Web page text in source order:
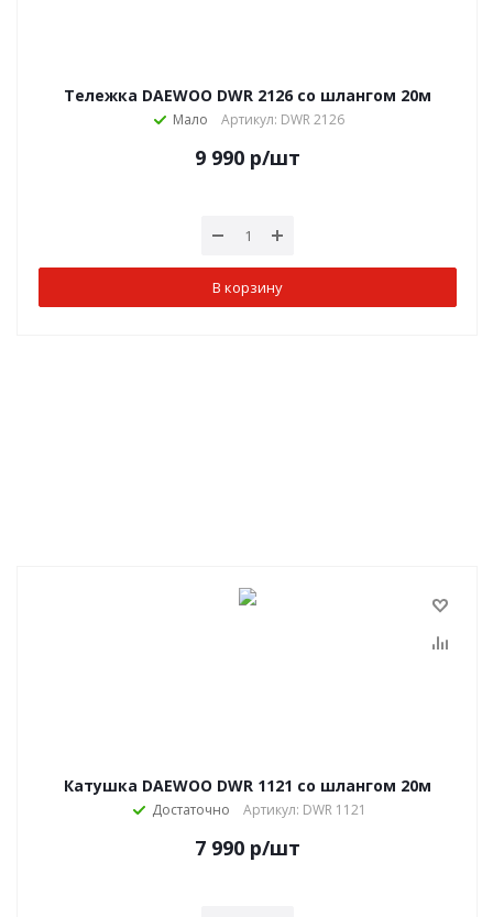
Тележка DAEWOO DWR 2126 со шлангом 20м
Мало Артикул: DWR 2126
9 990 р/шт
В корзину
Катушка DAEWOO DWR 1121 со шлангом 20м
Достаточно Артикул: DWR 1121
7 990 р/шт